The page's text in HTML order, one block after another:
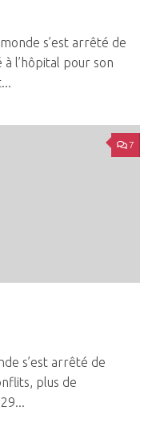
s’est arrêté de
l’hôpital pour son
7
arrêté de
plus de